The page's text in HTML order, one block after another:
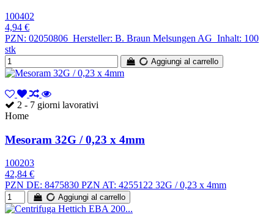
100402
4,94 €
PZN: 02050806 Hersteller: B. Braun Melsungen AG Inhalt: 100
stk
Aggiungi al carrello
2 - 7 giorni lavorativi
Home
Mesoram 32G / 0,23 x 4mm
100203
42,84 €
PZN DE: 8475830 PZN AT: 4255122 32G / 0,23 x 4mm
Aggiungi al carrello